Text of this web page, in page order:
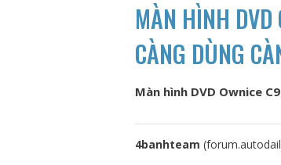
MÀN HÌNH
CÀNG DÙNG
Màn hình DVD Ownice
4banhteam